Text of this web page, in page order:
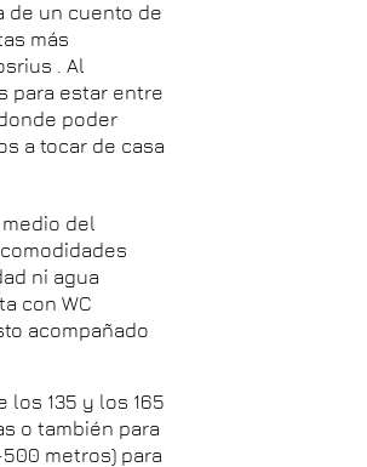
de un cuento de
más
. Al
para estar entre
poder
a tocar de casa
del
ni agua
con WC
acompañado
los 135 y los 165
o también para
metros) para